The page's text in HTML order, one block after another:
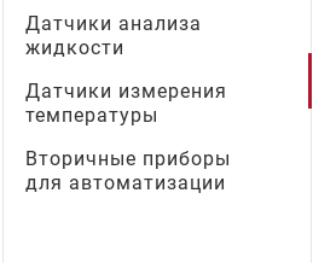
Датчики анализа
жидкости
Датчики измерения
температуры
Вторичные приборы
для автоматизации